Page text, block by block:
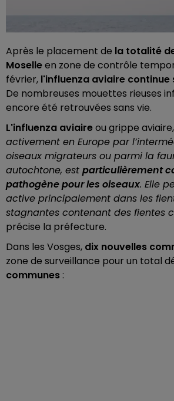
Après le placement de la totalité
Moselleen zone de contrôle
février, l'influenza aviaire
De nombreuses mouettes rieuses
encore été retrouvées sans vie.
L'influenza aviaireou grippe aviaire,
activement en Europe par
oiseaux migrateurs ou parmi la
autochtone, est particulièrement
pathogène pour les oiseaux. Elle
active principalement dans les
stagnantes contenant des fientes
précise la préfecture.
Dans les Vosges, dix nouvelles
zone de surveillance pour un total
communes :